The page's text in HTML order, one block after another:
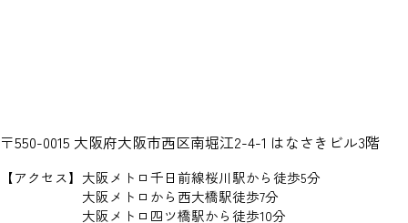
〒550-0015 大阪府大阪市西区南堀江2-4-1 はなさきビル3階
【アクセス】 大阪メトロ千日前線桜川駅から徒歩5分
大阪メトロから西大橋駅徒歩7分
大阪メトロ四ツ橋駅から徒歩10分